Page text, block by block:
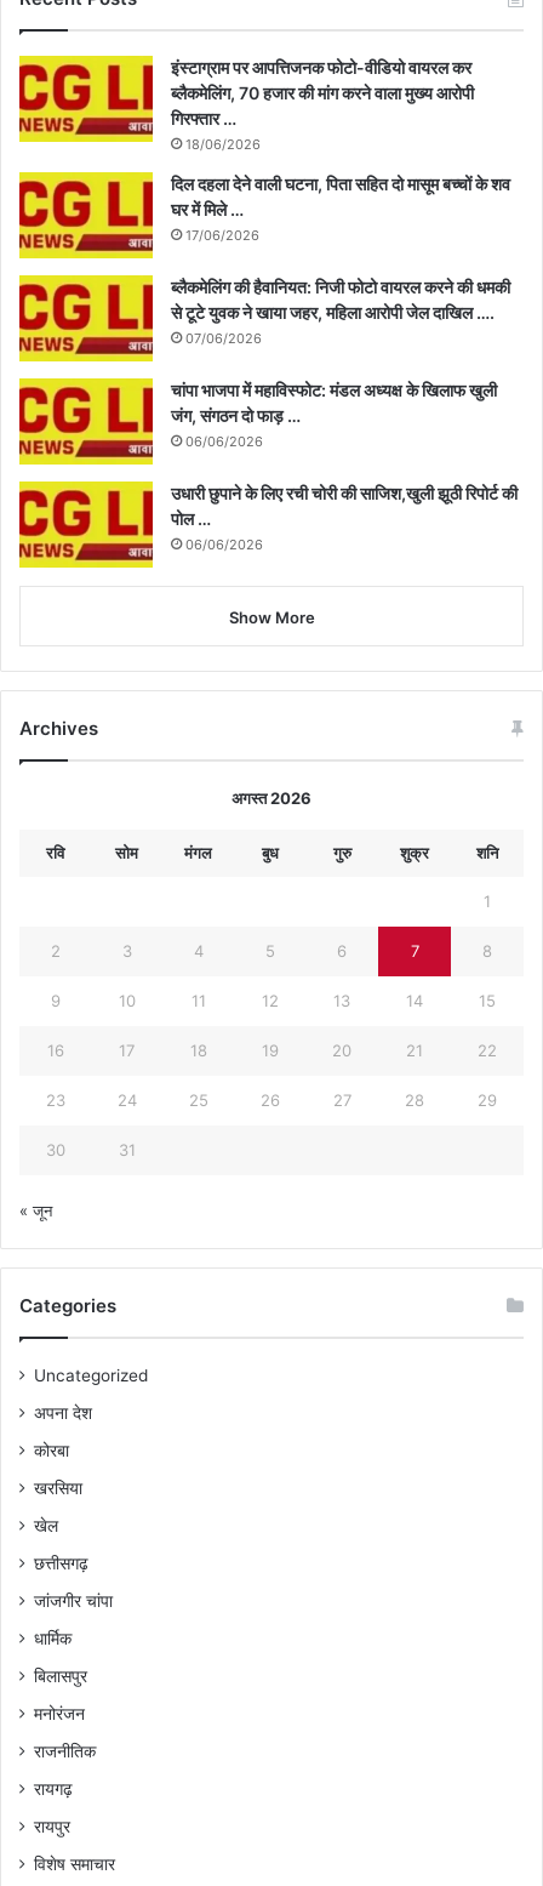
इंस्टाग्राम पर आपत्तिजनक फोटो-वीडियो वायरल कर
ब्लैकमेलिंग, 70 हजार की मांग करने वाला मुख्य आरोपी
गिरफ्तार …
18/06/2026
दिल दहला देने वाली घटना, पिता सहित दो मासूम बच्चों के शव
घर में मिले …
17/06/2026
ब्लैकमेलिंग की हैवानियत: निजी फोटो वायरल करने की धमकी
से टूटे युवक ने खाया जहर, महिला आरोपी जेल दाखिल ….
07/06/2026
चांपा भाजपा में महाविस्फोट: मंडल अध्यक्ष के खिलाफ खुली
जंग, संगठन दो फाड़ …
06/06/2026
उधारी छुपाने के लिए रची चोरी की साजिश,खुली झूठी रिपोर्ट की
पोल …
06/06/2026
Show More
Archives
अगस्त 2026
रवि सोम मंगल बुध गुरु शुक्र शनि
1
2 3 4 5 6 7 8
9 10 11 12 13 14 15
16 17 18 19 20 21 22
23 24 25 26 27 28 29
30 31
« जून
Categories
Uncategorized
अपना देश
कोरबा
खरसिया
खेल
छत्तीसगढ़
जांजगीर चांपा
धार्मिक
बिलासपुर
मनोरंजन
राजनीतिक
रायगढ़
रायपुर
विशेष समाचार